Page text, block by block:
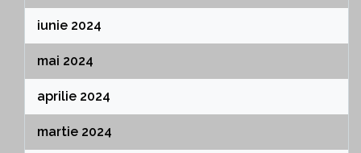
iunie 2024
mai 2024
aprilie 2024
martie 2024